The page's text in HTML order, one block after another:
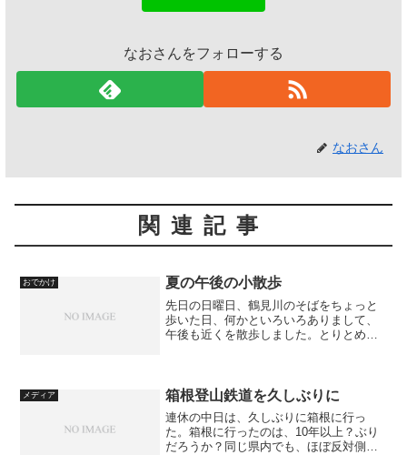
なおさんをフォローする
なおさん
関連記事
おでかけ 夏の午後の小散歩
先日の日曜日、鶴見川のそばをちょっと
歩いた日、何かといろいろありまして、
午後も近くを散歩しました。とりとめな
えている人、多くなりまし...
メディア 箱根登山鉄道を久しぶりに
連休の中日は、久しぶりに箱根に行っ
た。箱根に行ったのは、10年以上？ぶり
だろうか？同じ県内でも、ほぼ反対側の